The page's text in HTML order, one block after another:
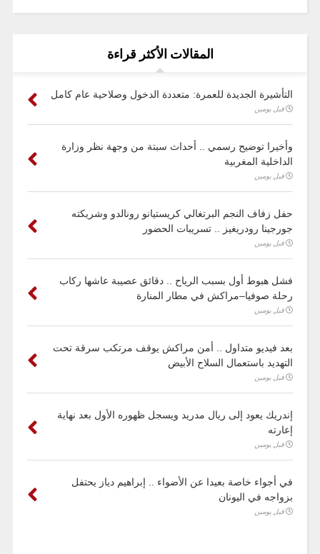
المقالات الأكثر قراءة
التأشيرة الجديدة للعمرة: متعددة الدخول وصلاحية عام كامل
قبل يومين
وأخيرا توضيح رسمي .. أحداث سبتة من وجهة نظر وزارة
الداخلية المغربية
قبل يومين
حفل زفاف النجم البرتغالي كريستيانو رونالدو وشريكته
جورجينا رودريغيز .. تسريبات الحضور
قبل يومين
فشل هبوط أول بسبب الرياح .. دقائق عصيبة عاشها ركاب
رحلة صوفيا–مراكش في مطار المنارة
قبل يومين
بعد فيديو متداول .. أمن مراكش يوقف مرتكب سرقة تحت
التهديد باستعمال السلاح الأبيض
قبل يومين
إندريك يعود إلى ريال مدريد ويسجل ظهوره الأول بعد نهاية
إعارته
قبل يومين
في أجواء خاصة بعيدا عن الأضواء .. إبراهيم دياز يحتفل
بزواجه في اليونان
قبل يومين